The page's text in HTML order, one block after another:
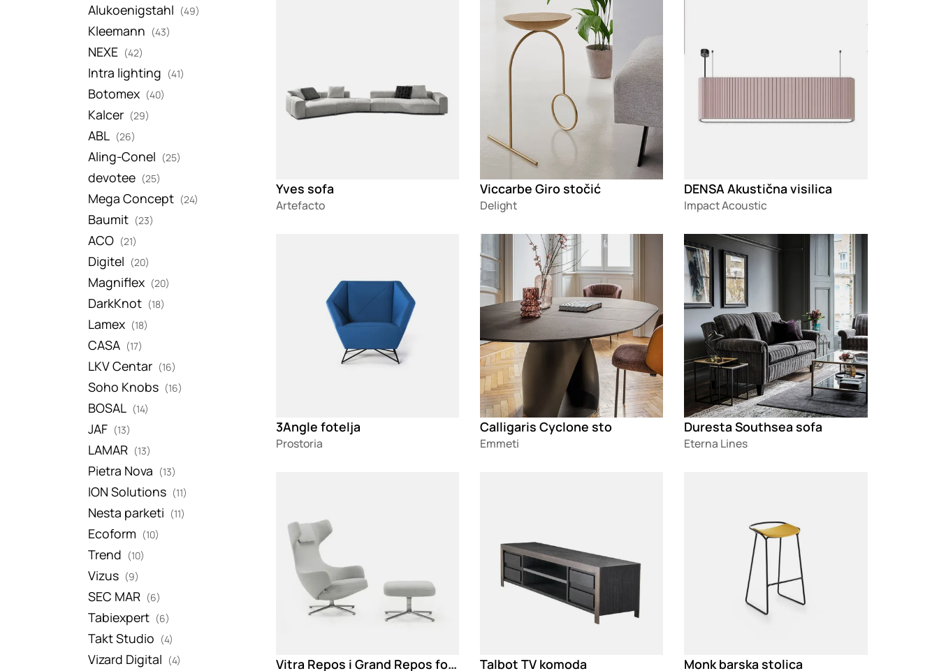
Alukoenigstahl (49)
Kleemann (43)
NEXE (42)
Intra lighting (41)
Botomex (40)
Kalcer (29)
ABL (26)
Aling-Conel (25)
devotee (25)
Mega Concept (24)
Baumit (23)
ACO (21)
Digitel (20)
Magniflex (20)
DarkKnot (18)
Lamex (18)
CASA (17)
LKV Centar (16)
Soho Knobs (16)
BOSAL (14)
JAF (13)
LAMAR (13)
Pietra Nova (13)
ION Solutions (11)
Nesta parketi (11)
Ecoform (10)
Trend (10)
Vizus (9)
SEC MAR (6)
Tabiexpert (6)
Takt Studio (4)
Vizard Digital (4)
Yves sofa
Artefacto
Viccarbe Giro stočić
Delight
DENSA Akustična visilica
Impact Acoustic
3Angle fotelja
Prostoria
Calligaris Cyclone sto
Emmeti
Loading
Duresta Southsea sofa
Eterna Lines
Vitra Repos i Grand Repos fotelja Talbot TV komoda Monk barska stolica